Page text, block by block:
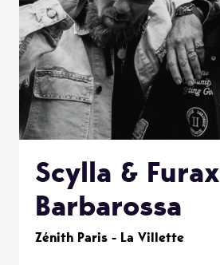
Scylla & Furax
Barbarossa
Zénith Paris - La Villette